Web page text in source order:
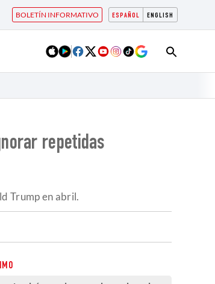
ESPAÑOL ENGLISH
BOLETÍN INFORMATIVO
repetidas
Trump en abril.